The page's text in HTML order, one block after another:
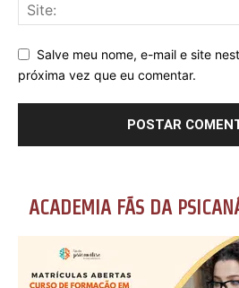
Salve meu nome, e-mail e site
próxima vez que eu comentar.
ACADEMIA FÃS DA